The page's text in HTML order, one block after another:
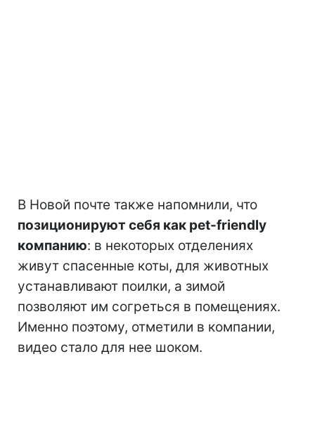
В Новой почте также напомнили, что
позиционируют себя как pet-friendly
компанию: в некоторых отделениях
живут спасенные коты, для животных
устанавливают поилки, а зимой
позволяют им согреться в помещениях.
Именно поэтому, отметили в компании,
видео стало для нее шоком.